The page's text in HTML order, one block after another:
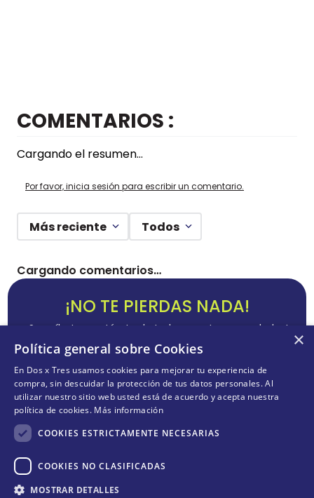
Cantidad
COMENTARIOS
Cargando el resumen…
Por favor, inicia sesión para escribir un comentario.
Más reciente Todos
Cargando comentarios…
¡NO TE PIERDAS NADA!
¡Suscríbete y entérate de todas nuestras novedades!
ENVIAR
Aceptatérminos y condiciones
CONÓCENOS
×
Política general sobre Cookies
En Dos x Tres usamos cookies para mejorar tu experiencia de
compra, sin descuidar la protección de tus datos personales. Al
utilizar nuestro sitio web usted está de acuerdo y acepta nuestra
política de cookies. Más información
COOKIES ESTRICTAMENTE NECESARIAS
COOKIES NO CLASIFICADAS
MOSTRAR DETALLES